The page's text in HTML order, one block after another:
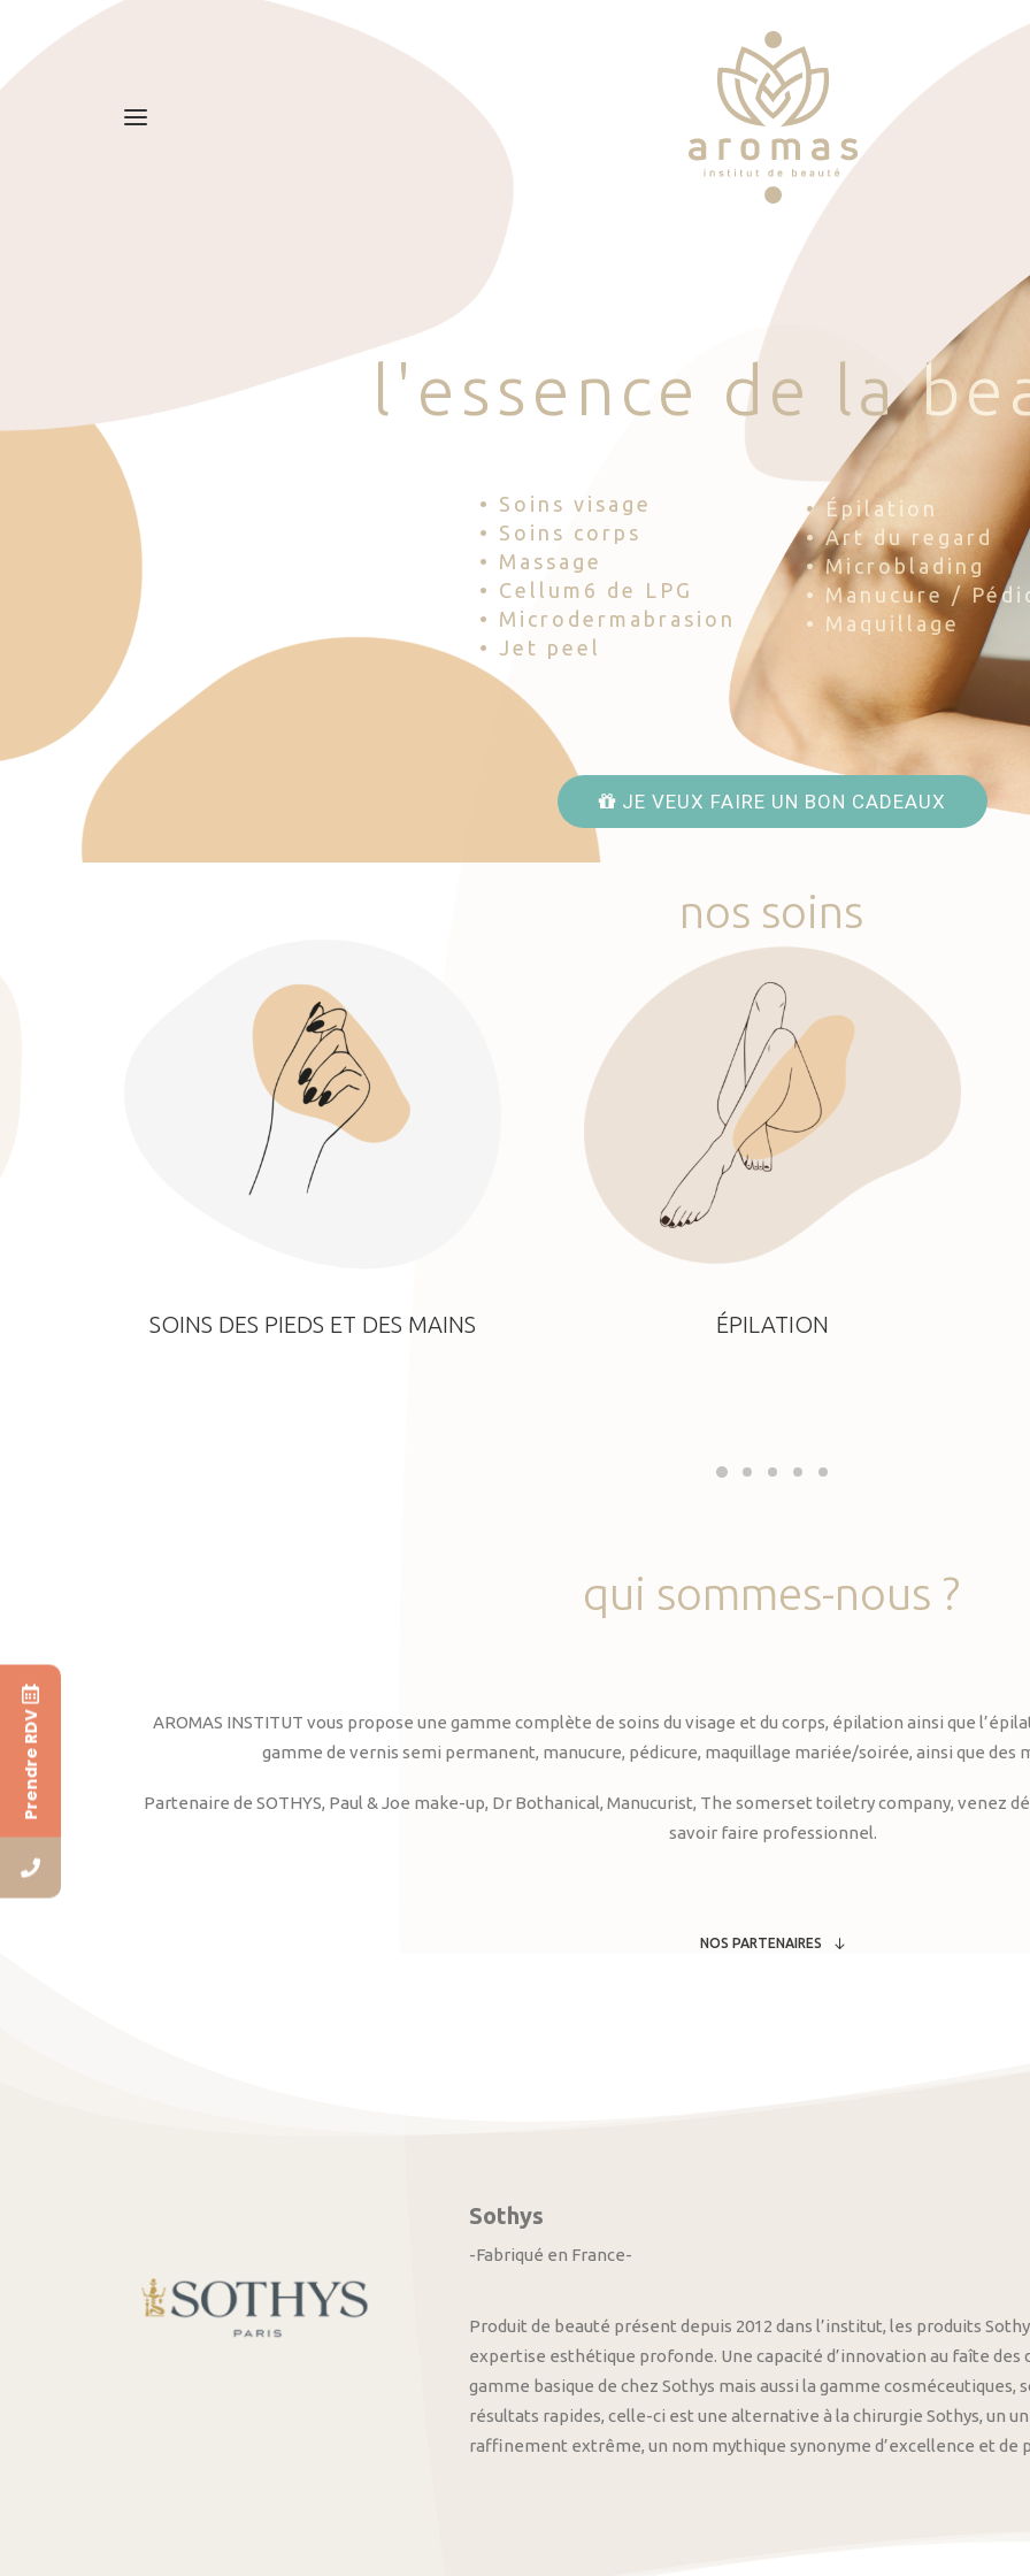
l 'esse nce d e la be
• Soins visage
• Soins corps
• Massage
• Cellum6 de LPG
• Microdermabrasion
• Jet peel
• Épilation
• Art du regard
• Microblading
• Manucure /
• Maquillage
JE VEUX FAIRE UN BON CADEAUX
nos soins
SOINS DES PIEDS ET DES MAINS ÉPILATION
qui sommes-nous ?
AROMAS INSTITUT vous propose une gamme complète de soins du visage et du corps, épilation ainsi que
gamme de vernis semi permanent, manucure, pédicure, maquillage mariée/soirée, ainsi que des
Partenaire de SOTHYS, Paul & Joe make-up, Dr Bothanical, Manucurist, The somerset toiletry company, venez
savoir faire professionnel.
NOS PARTENAIRES
Sothys
-Fabriqué en France-
Produit de beauté présent depuis 2012 dans l’institut, les produits
expertise esthétique profonde. Une capacité d’innovation au faîte
gamme basique de chez Sothys mais aussi la gamme
résultats rapides, celle-ci est une alternative à la chirurgie Sothys, un
raffinement extrême, un nom mythique synonyme d’excellence et de
Prendre RDV